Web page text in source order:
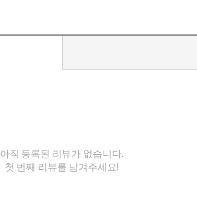
아직 등록된 리뷰가 없습니다.
첫 번째 리뷰를 남겨주세요!